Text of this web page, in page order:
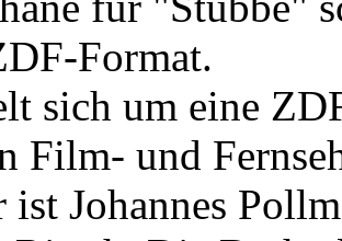
Format.
sich um eine
Film- und
ist Johannes